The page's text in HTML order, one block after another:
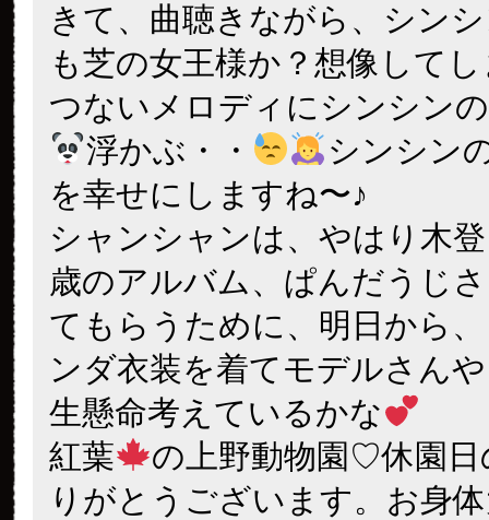
きて、曲聴きながら、シン
も芝の女王様か？想像して
つないメロディにシンシン
浮かぶ・・
シンシン
を幸せにしますね〜♪
シャンシャンは、やはり木
歳のアルバム、ぱんだうじ
てもらうために、明日から
ンダ衣装を着てモデルさん
生懸命考えているかな
紅葉
の上野動物園♡休園日
りがとうございます。お身